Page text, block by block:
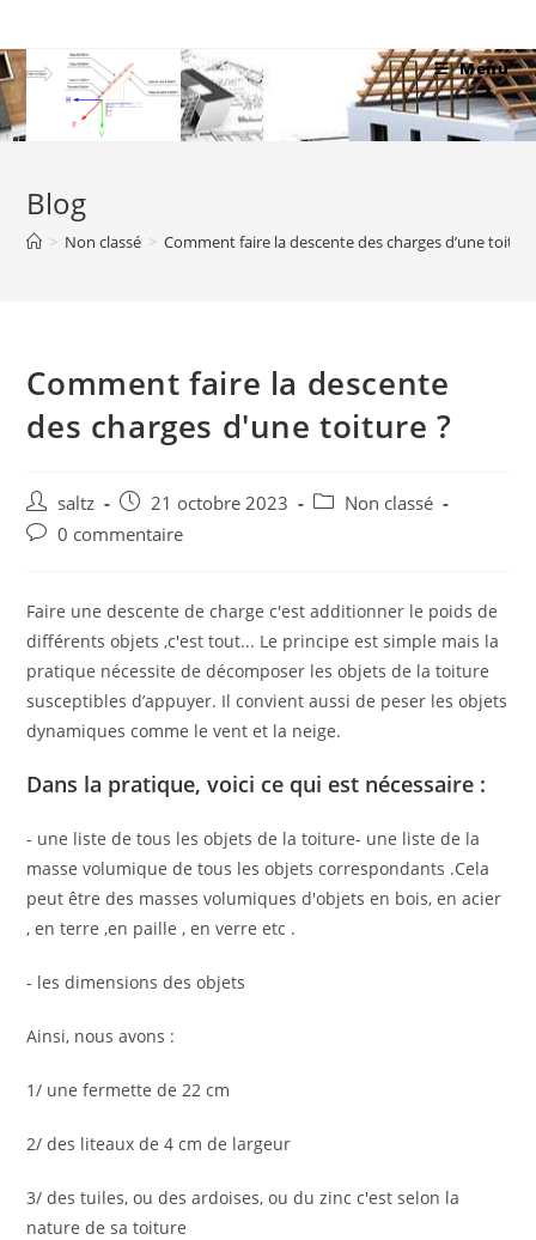
to
content
Menu
Blog
> Non classé > Comment faire la descente des charges d’une
Comment faire la descente
des charges d'une toiture ?
Auteur/autrice
de
saltz
Publication
publiée :
21 octobre 2023
PostNon classé
Commentaires
publication :
0 commentaire
Faire une descente de charge c'est additionner le poids de
différents objets ,c'est tout... Le principe est simple mais la
pratique nécessite de décomposer les objets de la toiture
susceptibles d’appuyer. Il convient aussi de peser les objets
dynamiques comme le vent et la neige.
Dans la pratique, voici ce qui est nécessaire :
- une liste de tous les objets de la toiture- une liste de la
masse volumique de tous les objets correspondants .Cela
peut être des masses volumiques d'objets en bois, en acier
, en terre ,en paille , en verre etc .
- les dimensions des objets
Ainsi, nous avons :
1/ une fermette de 22 cm
2/ des liteaux de 4 cm de largeur
3/ des tuiles, ou des ardoises, ou du zinc c'est selon la
nature de sa toiture